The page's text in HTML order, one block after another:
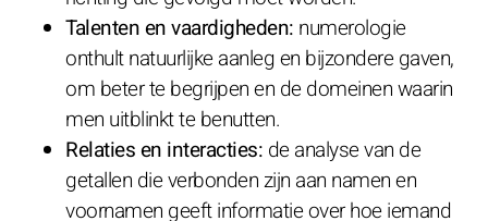
Talenten en vaardigheden: numerologie
onthult natuurlijke aanleg en bijzondere gaven,
om beter te begrijpen en de domeinen waarin
men uitblinkt te benutten.
Relaties en interacties: de analyse van de
getallen die verbonden zijn aan namen en
voornamen geeft informatie over hoe iemand